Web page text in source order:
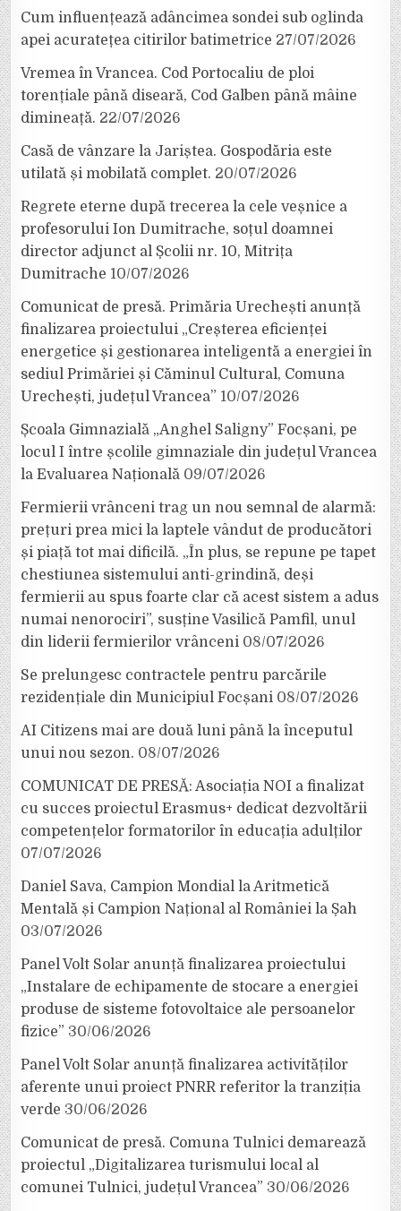
Cum influențează adâncimea sondei sub oglinda
apei acuratețea citirilor batimetrice 27/07/2026
Vremea în Vrancea. Cod Portocaliu de ploi
torențiale până diseară, Cod Galben până mâine
dimineață. 22/07/2026
Casă de vânzare la Jariștea. Gospodăria este
utilată și mobilată complet. 20/07/2026
Regrete eterne după trecerea la cele veșnice a
profesorului Ion Dumitrache, soțul doamnei
director adjunct al Școlii nr. 10, Mitrița
Dumitrache 10/07/2026
Comunicat de presă. Primăria Urechești anunță
finalizarea proiectului „Creșterea eficienței
energetice și gestionarea inteligentă a energiei în
sediul Primăriei și Căminul Cultural, Comuna
Urechești, județul Vrancea” 10/07/2026
Școala Gimnazială „Anghel Saligny” Focșani, pe
locul I între școlile gimnaziale din județul Vrancea
la Evaluarea Națională 09/07/2026
Fermierii vrânceni trag un nou semnal de alarmă:
prețuri prea mici la laptele vândut de producători
și piață tot mai dificilă. „În plus, se repune pe tapet
chestiunea sistemului anti-grindină, deși
fermierii au spus foarte clar că acest sistem a adus
numai nenorociri”, susține Vasilică Pamfil, unul
din liderii fermierilor vrânceni 08/07/2026
Se prelungesc contractele pentru parcările
rezidențiale din Municipiul Focșani 08/07/2026
AI Citizens mai are două luni până la începutul
unui nou sezon. 08/07/2026
COMUNICAT DE PRESĂ: Asociația NOI a finalizat
cu succes proiectul Erasmus+ dedicat dezvoltării
competențelor formatorilor în educația adulților
07/07/2026
Daniel Sava, Campion Mondial la Aritmetică
Mentală și Campion Național al României la Șah
03/07/2026
Panel Volt Solar anunță finalizarea proiectului
„Instalare de echipamente de stocare a energiei
produse de sisteme fotovoltaice ale persoanelor
fizice” 30/06/2026
Panel Volt Solar anunță finalizarea activităților
aferente unui proiect PNRR referitor la tranziția
verde 30/06/2026
Comunicat de presă. Comuna Tulnici demarează
proiectul „Digitalizarea turismului local al
comunei Tulnici, județul Vrancea” 30/06/2026